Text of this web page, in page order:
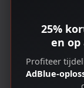
Om de beste
cookies om
toestemming te
verwerken zoals
functies en
25%
en op
Profiteer
AdBlue-